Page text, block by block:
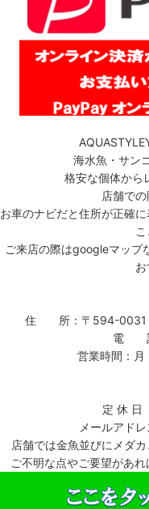
海水魚・サン
格安な個体から
店舗での
お車のナビだと住所が正確
ご来店の際はgoogleマップ
お
住 所：〒594-0031
電 話
営業時間：月
土曜
日曜
定 休 日
メールアド
店舗では金魚並びにメダ
ご不明な点やご要望があ